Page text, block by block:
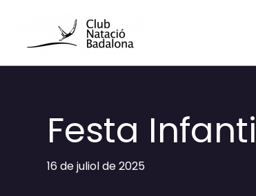
contingut
Festa
16 de juliol de 2025